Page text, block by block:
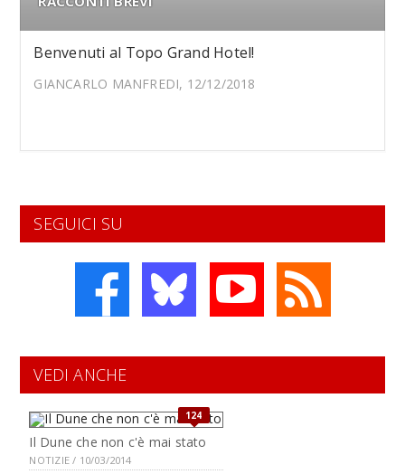
Benvenuti al Topo Grand Hotel!
GIANCARLO MANFREDI, 12/12/2018
SEGUICI SU
VEDI ANCHE
124
Il Dune che non c'è mai stato
NOTIZIE / 10/03/2014